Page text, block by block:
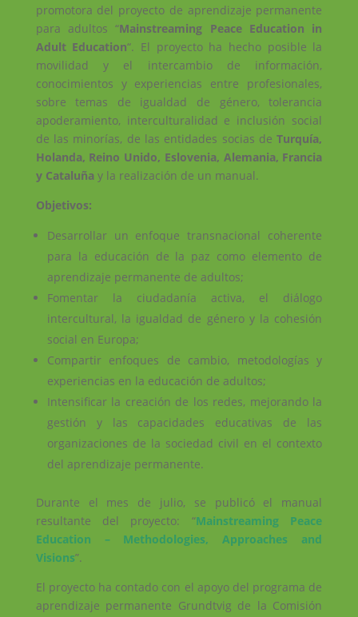
promotora del proyecto de aprendizaje permanente
para adultos “Mainstreaming Peace Education in
Adult Education“. El proyecto ha hecho posible la
movilidad y el intercambio de información,
conocimientos y experiencias entre profesionales,
sobre temas de igualdad de género, tolerancia
apoderamiento, interculturalidad e inclusión social
de las minorías, de las entidades socias deTurquía,
Holanda, Reino Unido, Eslovenia, Alemania, Francia
y Cataluñay la realización de un manual.
Objetivos:
Desarrollar un enfoque transnacional coherente
para la educación de la paz como elemento de
aprendizaje permanente de adultos;
Fomentar la ciudadanía activa, el diálogo
intercultural, la igualdad de género y la cohesión
social en Europa;
Compartir enfoques de cambio, metodologías y
experiencias en la educación de adultos;
Intensificar la creación de los redes, mejorando la
gestión y las capacidades educativas de las
organizaciones de la sociedad civil en el contexto
del aprendizaje permanente.
Durante el mes de julio, se publicó el manual
resultante del proyecto: “Mainstreaming Peace
Education – Methodologies, Approaches and
Visions”.
El proyecto ha contado con el apoyo del programa de
aprendizaje permanente Grundtvig de la Comisión